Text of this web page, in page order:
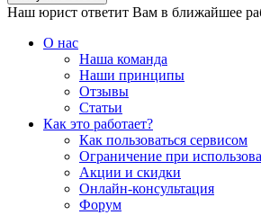
Наш юрист ответит Вам в ближайшее
О нас
Наша команда
Наши принципы
Отзывы
Статьи
Как это работает?
Как пользоваться сервисом
Ограничение при
Акции и скидки
Онлайн-консультация
Форум